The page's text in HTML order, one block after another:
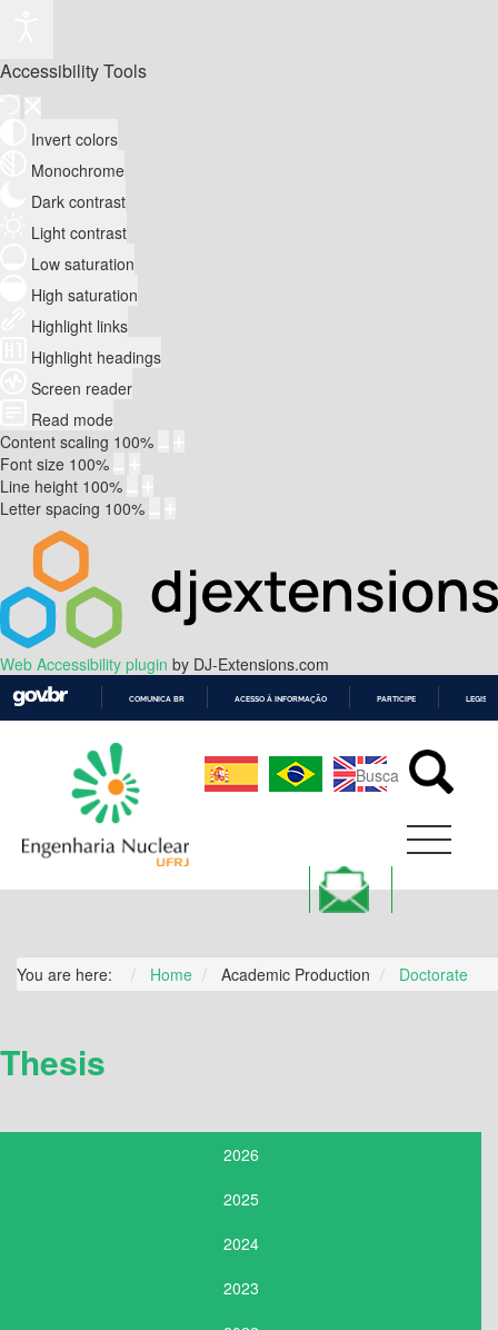
Accessibility Tools
Invert colors
Monochrome
Dark contrast
Light contrast
Low saturation
High saturation
Highlight links
Highlight headings
Screen reader
Read mode
Content scaling 100%
Font size 100%
Line height 100%
Letter spacing 100%
Web Accessibility plugin by DJ-Extensions.com
CONTEÚDO
COMUNICA BR ACESSO À INFORMAÇÃO PARTICIPE
You are here: Home Academic Production Doctorate
Thesis
2026
2025
2024
2023